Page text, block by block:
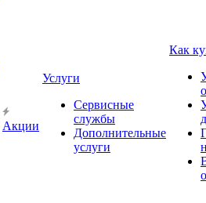
Акции
Услуги
Сервисные
службы
Дополнительные
услуги
Как